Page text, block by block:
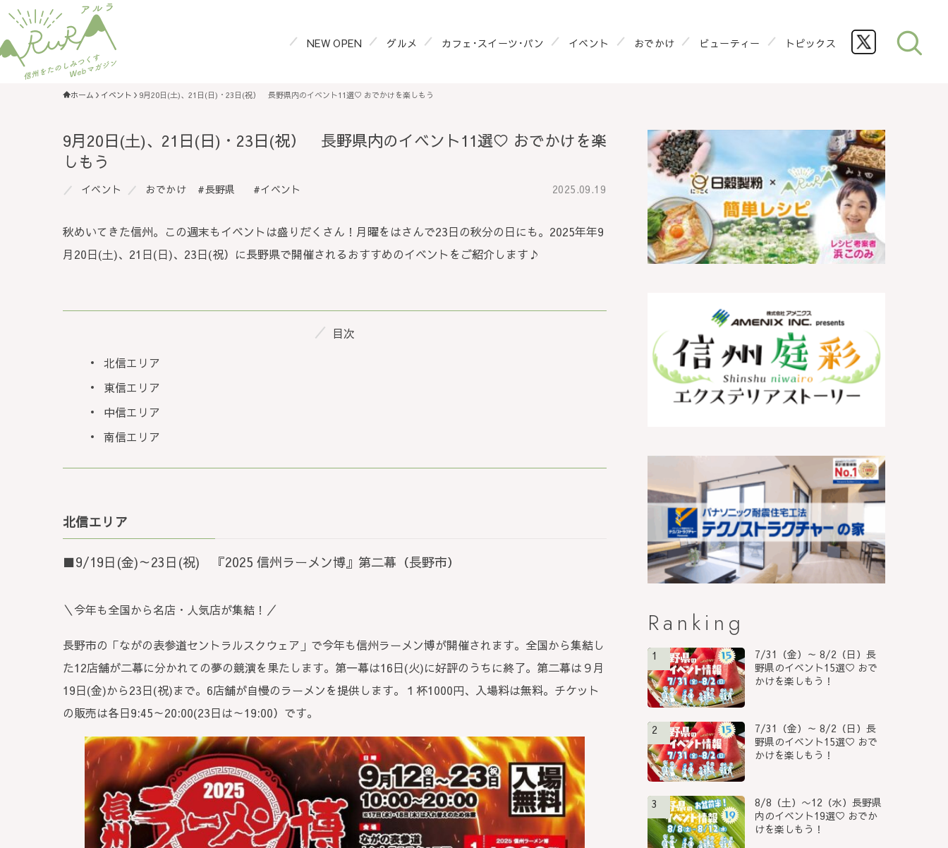
NEW OPEN グルメ カフェ･スイーツ･パン イベント おでかけ ビューティー トピックス
ホーム イベント 9月20日(土)、21日(日)・23日(祝） 長野県内のイベント11選♡ おでかけを楽しもう
9月20日(土)、21日(日)・23日(祝） 長野県内のイベント11選♡ おでかけを楽
しもう
イベント おでかけ 長野県 イベント 2025.09.19
秋めいてきた信州。この週末もイベントは盛りだくさん！月曜をはさんで23日の秋分の日にも。2025年年9
月20日(土)、21日(日)、23日(祝）に長野県で開催されるおすすめのイベントをご紹介します♪
目次
北信エリア
東信エリア
中信エリア
南信エリア
北信エリア
■9/19日(金)～23日(祝) 『2025 信州ラーメン博』第二幕（長野市）
＼今年も全国から名店・人気店が集結！／
長野市の「ながの表参道セントラルスクウェア」で今年も信州ラーメン博が開催されます。全国から集結し
た12店舗が二幕に分かれての夢の競演を果たします。第一幕は16日(火)に好評のうちに終了。第二幕は９月
19日(金)から23日(祝)まで。6店舗が自慢のラーメンを提供します。１杯1000円、入場料は無料。チケット
の販売は各日9:45～20:00(23日は～19:00）です。
Ranking
1
7/31（金）～ 8/2（日）長
野県のイベント15選♡ おで
かけを楽しもう！
2
7/31（金）～ 8/2（日）長
野県のイベント15選♡ おで
かけを楽しもう！
3
8/8（土）〜12（水）長野県
内のイベント19選♡ おでか
けを楽しもう！